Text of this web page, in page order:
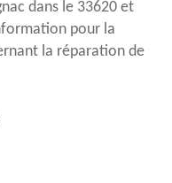
dans le 33620 et
pour la
la réparation de